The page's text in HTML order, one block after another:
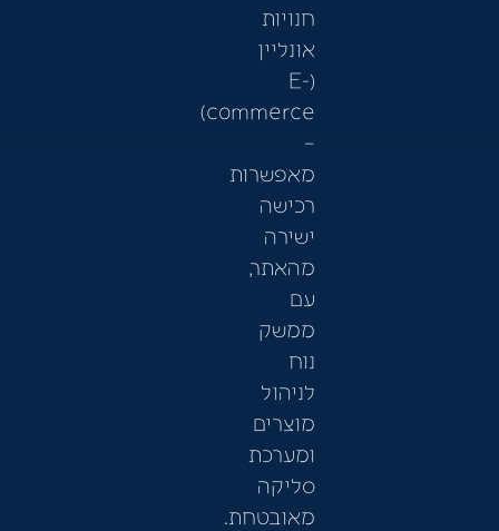
חנויות
אונליין
(E-
commerce)
–
מאפשרות
רכישה
ישירה
מהאתר,
עם
ממשק
נוח
לניהול
מוצרים
ומערכת
סליקה
מאובטחת.